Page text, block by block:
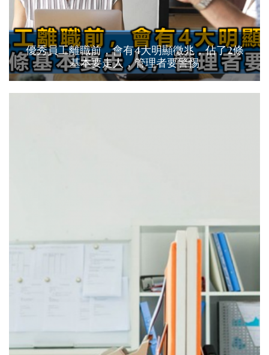
優秀員工離職前，會有4大明顯徵兆，佔了2條
基本要走人，管理者要警惕